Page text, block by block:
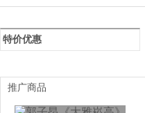
特价优惠
推广商品